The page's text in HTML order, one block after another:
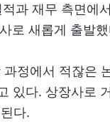
과 재무 측면에
로 새롭게 출발
정에서 적잖은
있다. 상장사로
다.